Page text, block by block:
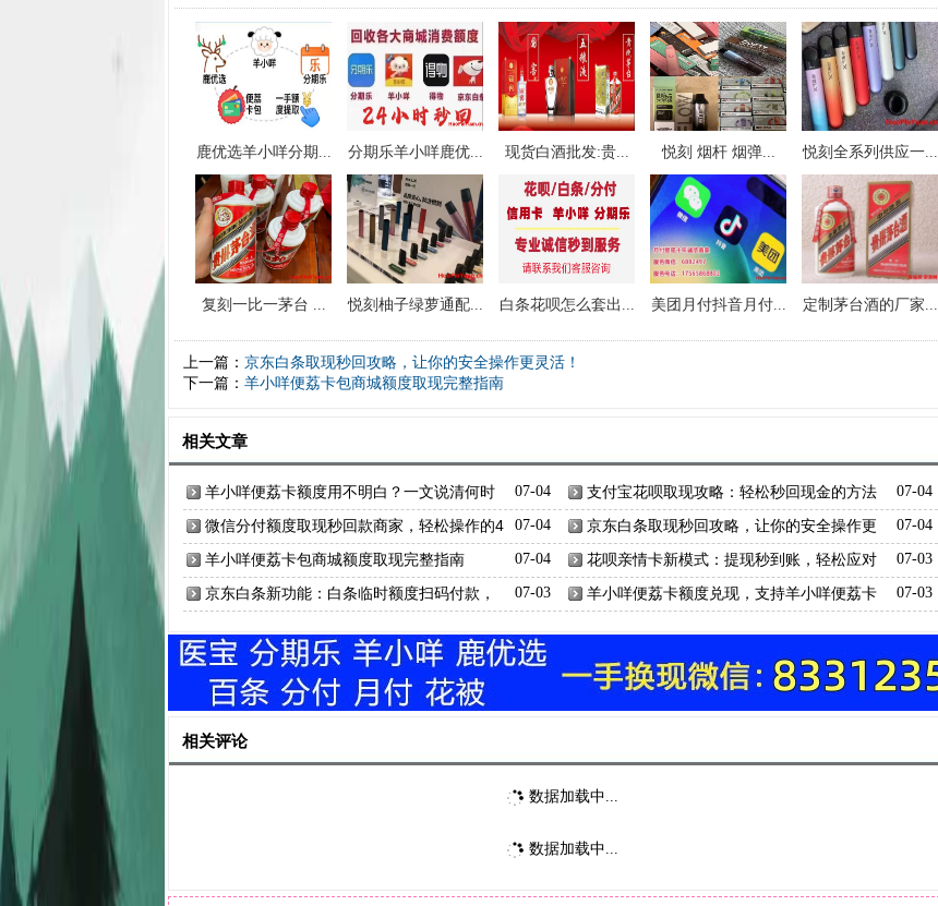
鹿优选羊小咩分期... 分期乐羊小咩鹿优... 现货白酒批发:贵... 悦刻 烟杆 烟弹... 悦刻全系列供应一...
复刻一比一茅台 ... 悦刻柚子绿萝通配... 白条花呗怎么套出... 美团月付抖音月付... 定制茅台酒的厂家...
上一篇： 京东白条取现秒回攻略，让你的安全操作更灵活！
下一篇： 羊小咩便荔卡包商城额度取现完整指南
相关文章
07-04
羊小咩便荔卡额度用不明白？一文说清何时
需额度！
07-04
支付宝花呗取现攻略：轻松秒回现金的方法
07-04
微信分付额度取现秒回款商家，轻松操作的4
个秘密方式
07-04
京东白条取现秒回攻略，让你的安全操作更
灵活！
07-04
羊小咩便荔卡包商城额度取现完整指南 07-03
花呗亲情卡新模式：提现秒到账，轻松应对
资金压力
07-03
京东白条新功能：白条临时额度扫码付款， 07-03
羊小咩便荔卡额度兑现，支持羊小咩便荔卡
相关评论
数据加载中...
数据加载中...